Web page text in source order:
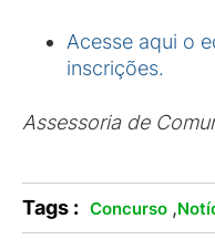
Acesse aqui o
inscrições.
Assessoria de
Tags : Concurso ,